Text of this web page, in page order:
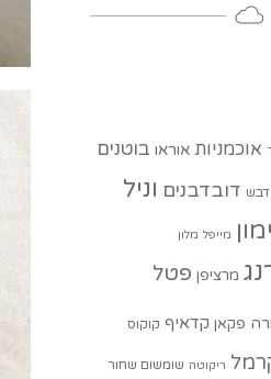
אוכמניות אוראו בוטנים
דבש דובדבנים וניל
מייפל מלון
מרציפן פטל
פקאן קדאיף קוקוס
ריקוטה שומשום שחור